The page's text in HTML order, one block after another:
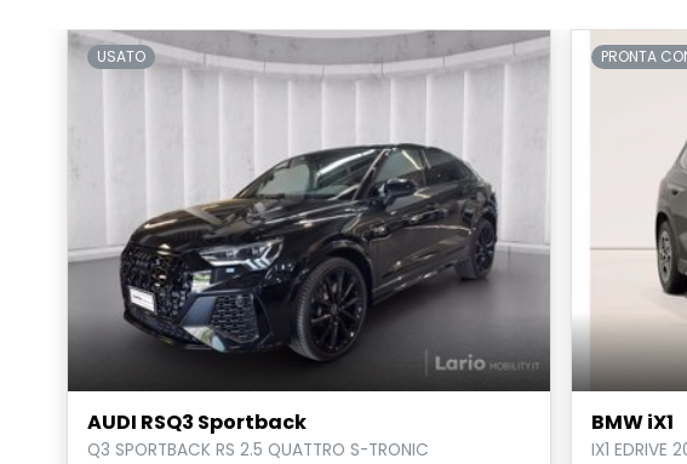
USATO
AUDI RSQ3 Sportback
Q3 SPORTBACK RS 2.5 QUATTRO S-TRONIC
PRONTA
BMW iX1
IX1 EDRIVE